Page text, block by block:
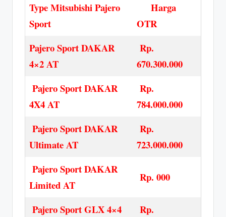
Type Mitsubishi Pajero
Sport
Harga
OTR
Pajero Sport DAKAR
4×2 AT
Rp.
670.300.000
Pajero Sport DAKAR
4X4 AT
Rp.
784.000.000
Pajero Sport DAKAR
Ultimate AT
Rp.
723.000.000
Pajero Sport DAKAR
Limited AT
Rp. 000
Pajero Sport GLX 4×4
Rp.